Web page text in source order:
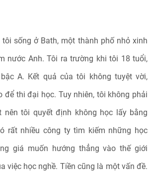
sống ở Bath, một thành phố nhỏ xinh
nước Anh. Tôi ra trường khi tôi 18 tuổi,
A. Kết quả của tôi không tuyệt vời,
để thi đại học. Tuy nhiên, tôi không phải
nên tôi quyết định không học lấy bằng
rất nhiều công ty tìm kiếm những học
giá muốn hướng thẳng vào thế giới
việc học nghề. Tiền cũng là một vấn đề.